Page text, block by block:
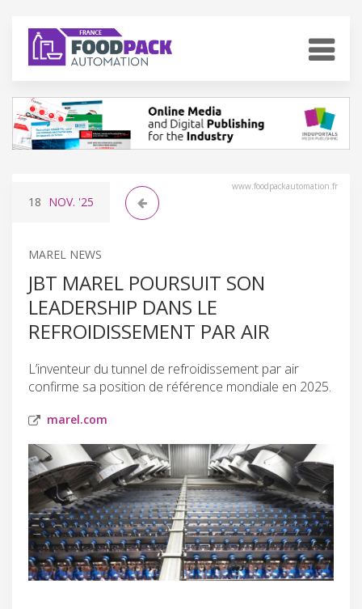
www.foodpackautomation.fr
18 NOV. '25
MAREL NEWS
JBT MAREL POURSUIT SON
LEADERSHIP DANS LE
REFROIDISSEMENT PAR AIR
L’inventeur du tunnel de refroidissement par air
confirme sa position de référence mondiale en 2025.
marel.com